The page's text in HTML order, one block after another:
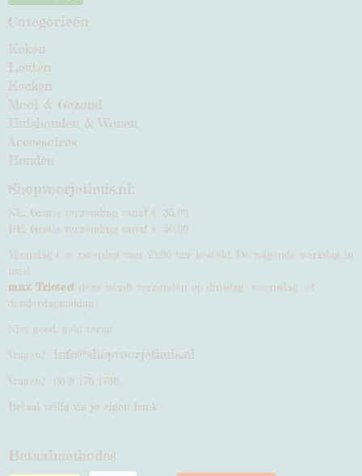
Categorieën
Koken
Leuten
Keuken
Mooi & Gezond
Huishouden & Wonen
Accessoires
Honden
Shopvoorjethuis.nl:
NL: Gratis verzending vanaf € 35,00
BE: Gratis verzending vanaf € 50,00
Maandag t/m zaterdag voor 21:00 uur besteld: De volgende werkdag in
huis!
m.u.v. Triotect deze wordt verzonden op dinsdag- woensdag- of
donderdagmiddag
Niet goed, geld terug
Vragen?
info@shopvoorjethuis.nl
Vragen? 06 8 176 1736
Betaal veilig via je eigen bank
Betaalmethodes